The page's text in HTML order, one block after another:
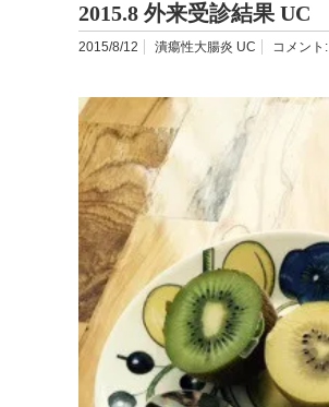
2015.8 外来受診結果 UC
2015/8/12 潰瘍性大腸炎 UC コメント: